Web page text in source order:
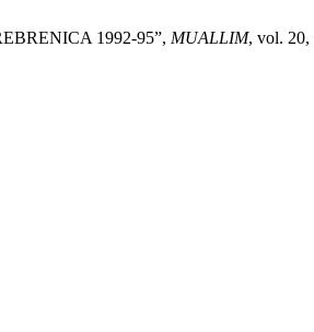
1992-95”, MUALLIM, vol. 20,